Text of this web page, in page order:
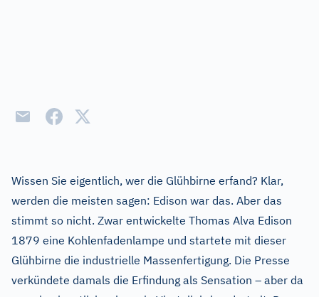
Wissen Sie eigentlich, wer die Glühbirne erfand? Klar,
werden die meisten sagen: Edison war das. Aber das
stimmt so nicht. Zwar entwickelte Thomas Alva Edison
1879 eine Kohlenfadenlampe und startete mit dieser
Glühbirne die industrielle Massenfertigung. Die Presse
verkündete damals die Erfindung als Sensation – aber da